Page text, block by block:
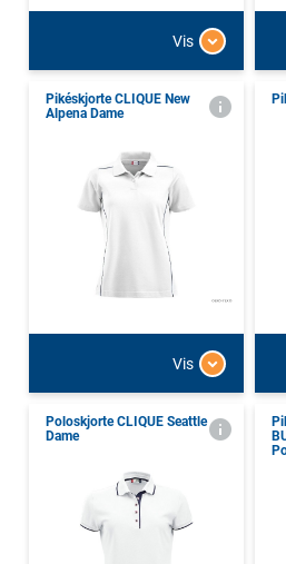
Vis
Pikéskjorte CLIQUE New
Alpena Dame
Vis
Poloskjorte CLIQUE Seattle
Dame